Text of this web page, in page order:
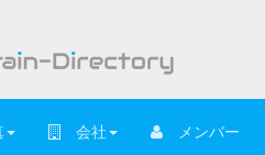
会社 メンバー